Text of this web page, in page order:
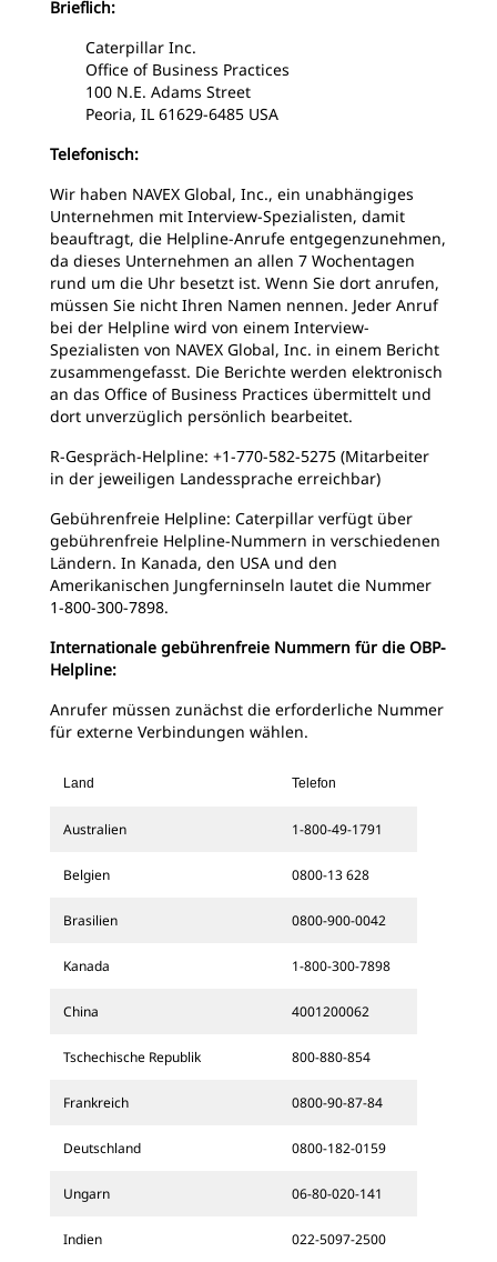
Brieflich:
Caterpillar Inc.
Office of Business Practices
100 N.E. Adams Street
Peoria, IL 61629-6485 USA
Telefonisch:
Wir haben NAVEX Global, Inc., ein unabhängiges
Unternehmen mit Interview-Spezialisten, damit
beauftragt, die Helpline-Anrufe entgegenzunehmen,
da dieses Unternehmen an allen 7 Wochentagen
rund um die Uhr besetzt ist. Wenn Sie dort anrufen,
müssen Sie nicht Ihren Namen nennen. Jeder Anruf
bei der Helpline wird von einem Interview-
Spezialisten von NAVEX Global, Inc. in einem Bericht
zusammengefasst. Die Berichte werden elektronisch
an das Office of Business Practices übermittelt und
dort unverzüglich persönlich bearbeitet.
R-Gespräch-Helpline: +1-770-582-5275 (Mitarbeiter
in der jeweiligen Landessprache erreichbar)
Gebührenfreie Helpline: Caterpillar verfügt über
gebührenfreie Helpline-Nummern in verschiedenen
Ländern. In Kanada, den USA und den
Amerikanischen Jungferninseln lautet die Nummer
1-800-300-7898.
Internationale gebührenfreie Nummern für die OBP-
Helpline:
Anrufer müssen zunächst die erforderliche Nummer
für externe Verbindungen wählen.
Land Telefon
Australien 1-800-49-1791
Belgien 0800-13 628
Brasilien 0800-900-0042
Kanada 1-800-300-7898
China 4001200062
Tschechische Republik 800-880-854
Frankreich 0800-90-87-84
Deutschland 0800-182-0159
Ungarn 06-80-020-141
Indien 022-5097-2500